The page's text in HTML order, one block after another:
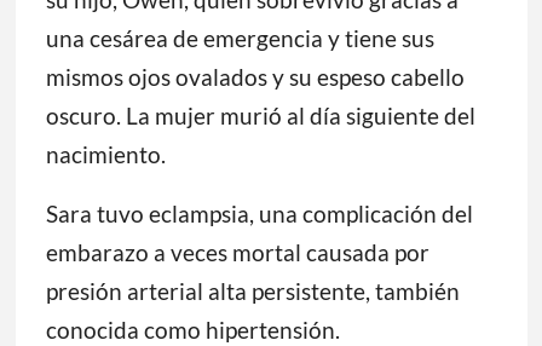
una cesárea de emergencia y tiene sus
mismos ojos ovalados y su espeso cabello
oscuro. La mujer murió al día siguiente del
nacimiento.
Sara tuvo eclampsia, una complicación del
embarazo a veces mortal causada por
presión arterial alta persistente, también
conocida como hipertensión.